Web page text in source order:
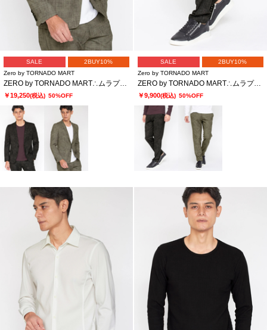
SALE
2BUY10%
Zero by TORNADO MART
ZERO by TORNADO MART∴ムラプリントジャケット
￥19,250(税込) 50%OFF
SALE
2BUY10%
Zero by TORNADO MART
ZERO by TORNADO MART∴ムラプリントイージースラックス
￥9,900(税込) 50%OFF